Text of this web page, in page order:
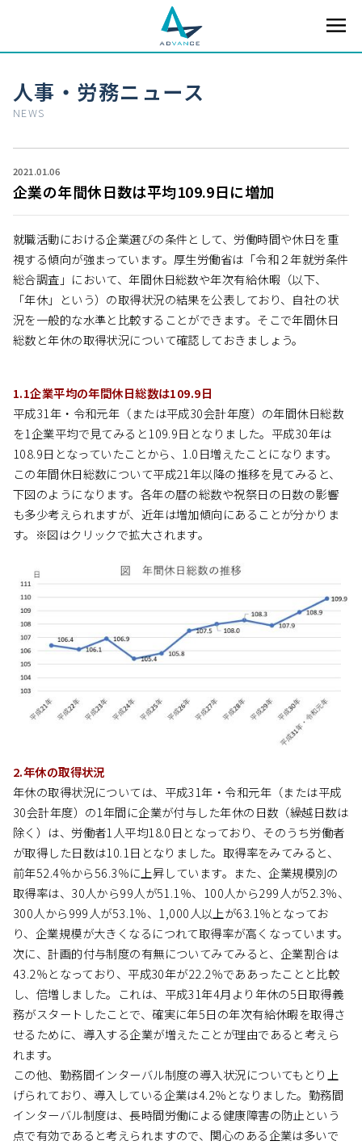
人事・労務ニュース
NEWS
2021.01.06
企業の年間休日数は平均109.9日に増加
就職活動における企業選びの条件として、労働時間や休日を重
視する傾向が強まっています。厚生労働省は「令和２年就労条件
総合調査」において、年間休日総数や年次有給休暇（以下、
「年休」という）の取得状況の結果を公表しており、自社の状
況を一般的な水準と比較することができます。そこで年間休日
総数と年休の取得状況について確認しておきましょう。
1.1企業平均の年間休日総数は109.9日
平成31年・令和元年（または平成30会計年度）の年間休日総数
を1企業平均で見てみると109.9日となりました。平成30年は
108.9日となっていたことから、1.0日増えたことになります。
この年間休日総数について平成21年以降の推移を見てみると、
下図のようになります。各年の暦の総数や祝祭日の日数の影響
も多少考えられますが、近年は増加傾向にあることが分かりま
す。※図はクリックで拡大されます。
2.年休の取得状況
年休の取得状況については、平成31年・令和元年（または平成
30会計年度）の1年間に企業が付与した年休の日数（繰越日数は
除く）は、労働者1人平均18.0日となっており、そのうち労働者
が取得した日数は10.1日となりました。取得率をみてみると、
前年52.4％から56.3％に上昇しています。また、企業規模別の
取得率は、30人から99人が51.1％、100人から299人が52.3％、
300人から999人が53.1％、1,000人以上が63.1％となってお
り、企業規模が大きくなるにつれて取得率が高くなっています。
次に、計画的付与制度の有無についてみてみると、企業割合は
43.2％となっており、平成30年が22.2％でああったことと比較
し、倍増しました。これは、平成31年4月より年休の5日取得義
務がスタートしたことで、確実に年5日の年次有給休暇を取得さ
せるために、導入する企業が増えたことが理由であると考えら
れます。
この他、勤務間インターバル制度の導入状況についてもとり上
げられており、導入している企業は4.2％となりました。勤務間
インターバル制度は、長時間労働による健康障害の防止という
点で有効であると考えられますので、関心のある企業は多いで